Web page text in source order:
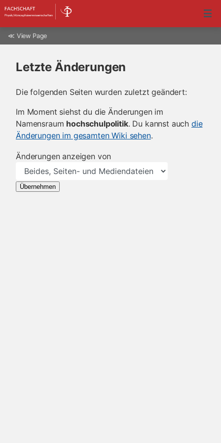
≪ View Page
Letzte Änderungen
Die folgenden Seiten wurden zuletzt geändert:
Im Moment siehst du die Änderungen im
Namensraum hochschulpolitik. Du kannst auch die
Änderungen im gesamten Wiki sehen.
Änderungen anzeigen von
Übernehmen